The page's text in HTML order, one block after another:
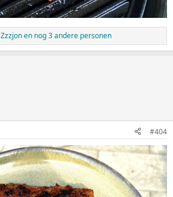
Zzzjonen nog 3 andere personen
#404